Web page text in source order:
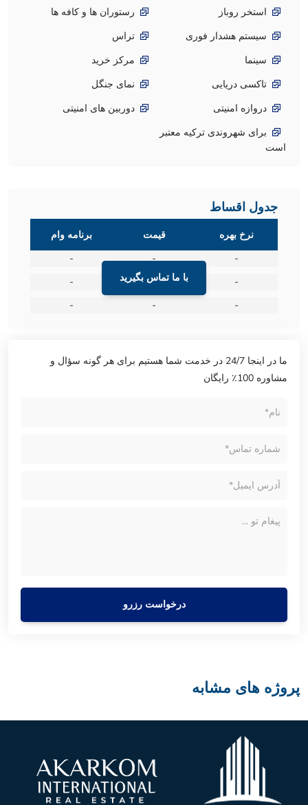
استخر روباز
رستوران ها و کافه ها
سیستم هشدار فوری
تراس
سینما
مرکز خرید
تاکسی دریایی
نمای جنگل
دروازه امنیتی
دوربین های امنیتی
برای شهروندی ترکیه معتبر
است
جدول اقساط
با ما تماس بگیرید
نرخ بهره قیمت
برنامه وام
-
-
-
-
-
-
-
-
-
ما در اینجا 24/7 در خدمت شما هستیم برای هر گونه سؤال و
مشاوره 100٪ رایگان
درخواست رزرو
پروژه های مشابه